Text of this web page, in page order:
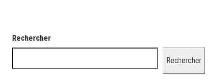
Rechercher
Rechercher